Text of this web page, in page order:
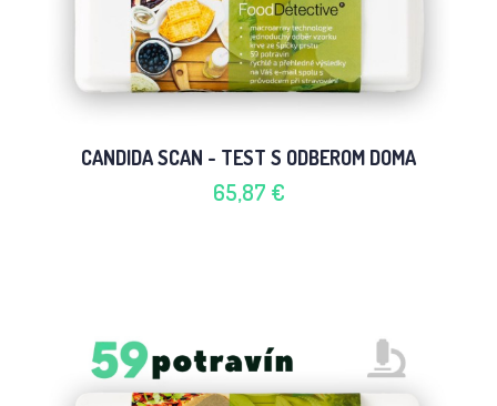
CANDIDA SCAN - TEST S ODBEROM DOMA
65,87 €